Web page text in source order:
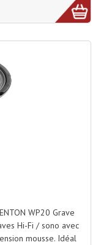
Filtres
WP20 Grave
Hi-Fi / sono avec
mousse. Idéal